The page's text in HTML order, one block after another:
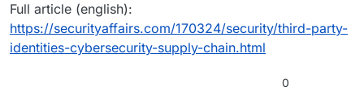
Full article (english):
https://securityaffairs.com/170324/security/third-party-
identities-cybersecurity-supply-chain.html
0